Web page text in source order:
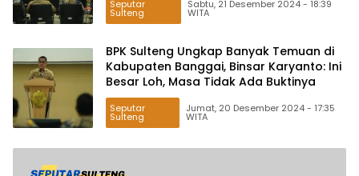
Seputar
Sulteng
Sabtu, 21 Desember 2024 - 18:39
WITA
BPK Sulteng Ungkap Banyak Temuan di
Kabupaten Banggai, Binsar Karyanto: Ini
Besar Loh, Masa Tidak Ada Buktinya
Seputar
Sulteng
Jumat, 20 Desember 2024 - 17:35
WITA